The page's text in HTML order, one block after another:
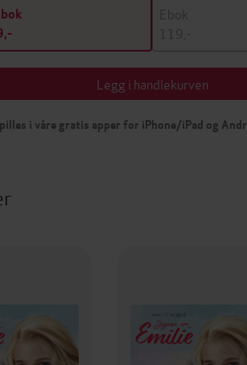
Ebok
119,-
Legg i handlekurven
i våre gratis apper for iPhone/iPad og